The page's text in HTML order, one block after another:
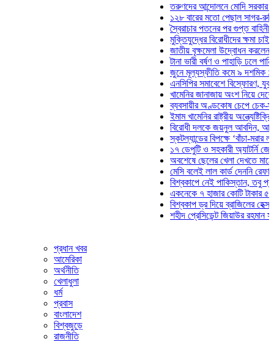
তরুণদের আন্দোলনে মোদি সরকার দুর্বল
১২৮ বারের মতো পেছাল সাগর-রুনি হত্যা
স্বৈরাচার পতনের পর গুপ্ত বাহিনীর
মুক্তিযুদ্ধের বিরোধীদের ক্ষমা চাইতে
জাতীয় বৃক্ষমেলা উদ্বোধন করলেন
টানা ভারী বর্ষণ ও পাহাড়ি ঢলে পানিবন্দি
জুনে মূল্যস্ফীতি কমে ৯ দশমিক ১৬
এনসিপির সমাবেশে বিস্ফোরণ, যুবলীগের
খামেনির জানাজায় অংশ নিয়ে দেশে
ব্যবসায়ীর অণ্ডকোষ চেপে চেক-স্ট্যাম্পে
ইমাম খামেনির রাষ্ট্রীয় অন্ত্যেষ্টিক্রিয়ায়
বিরোধী দলকে জয়নুল আবদিন, আপনারা
স্কটল্যান্ডের বিপক্ষে ‘বাঁচা-মরার
১৭ ডেপুটি ও সহকারী অ্যাটর্নি
অবশেষে ছেলের খেলা দেখতে মাঠে
মেসি বলেই লাল কার্ড দেননি রেফারি!
বিশ্বকাপে নেই পাকিস্তান, তবু প্রতিটি
একনেকে ৭ হাজার কোটি টাকার ৫
বিশ্বকাপ ড্র দিয়ে ব্রাজিলের হেক্সা মিশন
শহীদ প্রেসিডেন্ট জিয়াউর রহমান
প্রধান খবর
আমেরিকা
অর্থনীতি
খেলাধুলা
ধর্ম
প্রবাস
বাংলাদেশ
বিশ্বজুড়ে
রাজনীতি